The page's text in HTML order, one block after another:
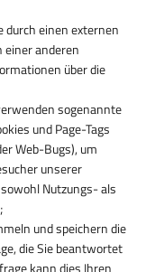
durch einen externen
einer anderen
über die
sogenannte
und Page-Tags
Web-Bugs), um
unserer
Nutzungs- als
und speichern die
die Sie beantwortet
kann dies Ihren